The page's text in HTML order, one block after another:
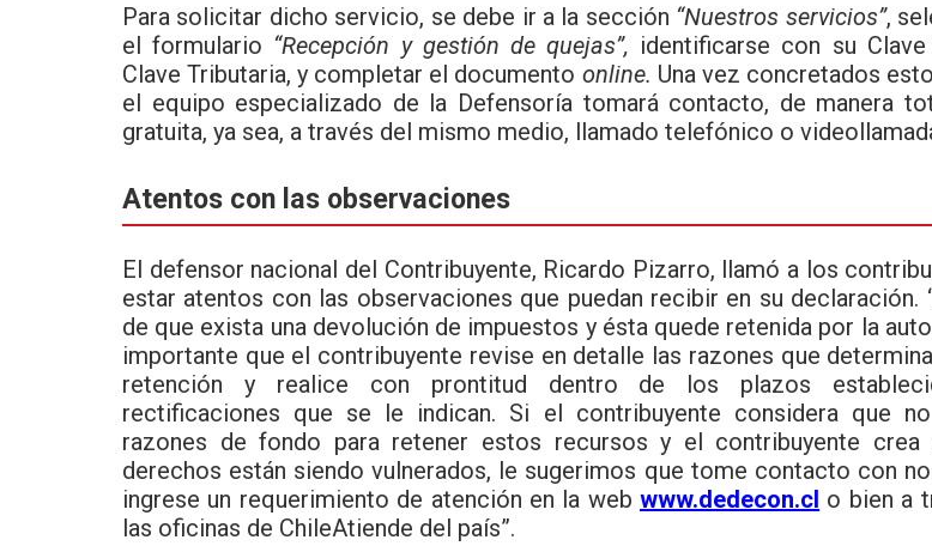
Para solicitar dicho servicio, se debe ir a la sección “Nuestros servicios”,
el formulario “Recepción y gestión de quejas”, identificarse con su Clave
Clave Tributaria, y completar el documento online. Una vez concretados
el equipo especializado de la Defensoría tomará contacto, de manera
gratuita, ya sea, a través del mismo medio, llamado telefónico o
Atentos con las observaciones
El defensor nacional del Contribuyente, Ricardo Pizarro, llamó a los
estar atentos con las observaciones que puedan recibir en su declaración.
de que exista una devolución de impuestos y ésta quede retenida por la
importante que el contribuyente revise en detalle las razones que
retención y realice con prontitud dentro de los plazos
rectificaciones que se le indican. Si el contribuyente considera que
razones de fondo para retener estos recursos y el contribuyente crea
derechos están siendo vulnerados, le sugerimos que tome contacto con
ingrese un requerimiento de atención en la webwww.dedecon.cl o bien a
las oficinas de ChileAtiende del país”.